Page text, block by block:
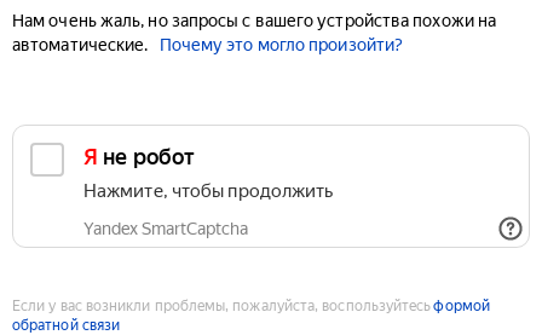
Нам очень жаль, но запросы с вашего устройства похожи на
автоматические.
Почему это могло произойти?
Я не робот
Нажмите, чтобы продолжить
Yandex SmartCaptcha
Если у вас возникли проблемы, пожалуйста, воспользуйтесьформой
обратной связи